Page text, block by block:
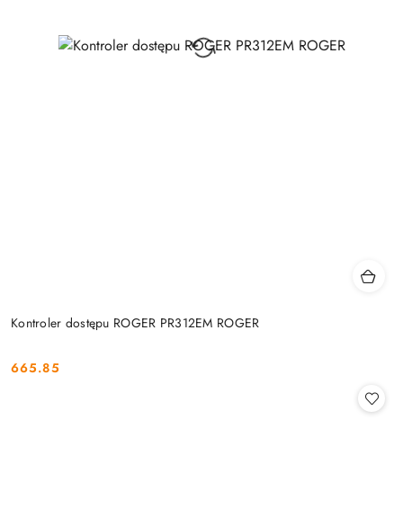
Kontroler dostępu ROGER PR312EM ROGER
Cena:
665.85